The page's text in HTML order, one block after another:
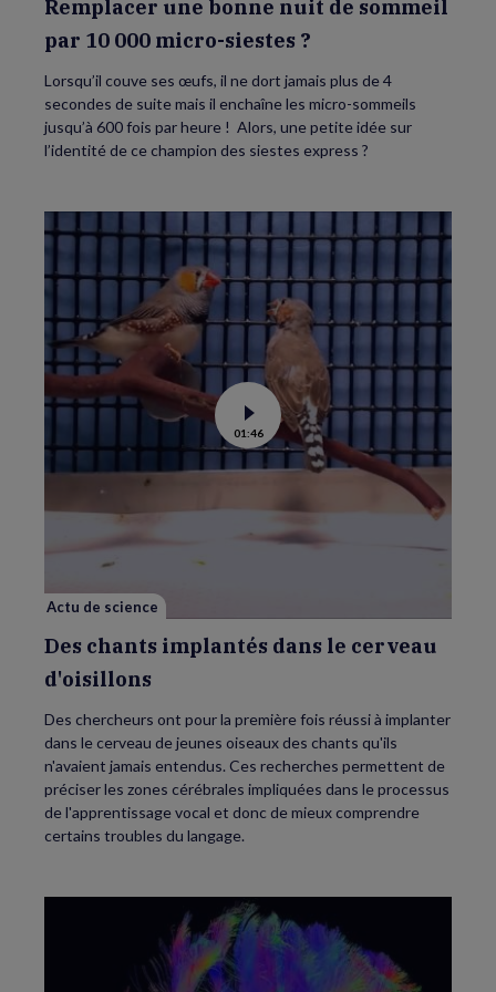
Remplacer une bonne nuit de sommeil
par 10 000 micro-siestes ?
Lorsqu’il couve ses œufs, il ne dort jamais plus de 4
secondes de suite mais il enchaîne les micro-sommeils
jusqu’à 600 fois par heure ! Alors, une petite idée sur
l’identité de ce champion des siestes express ?
Voir
la
vidéo
de
implantés
le
01:46
Actu de science
Des chants implantés dans le cerveau
d'oisillons
Des chercheurs ont pour la première fois réussi à implanter
dans le cerveau de jeunes oiseaux des chants qu'ils
n'avaient jamais entendus. Ces recherches permettent de
préciser les zones cérébrales impliquées dans le processus
de l'apprentissage vocal et donc de mieux comprendre
certains troubles du langage.